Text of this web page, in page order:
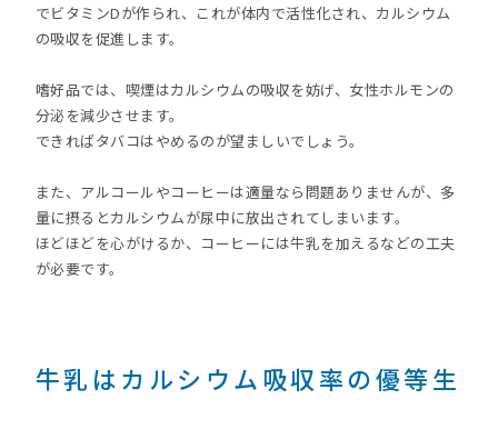
でビタミンDが作られ、これが体内で活性化され、カルシウム
の吸収を促進します。
嗜好品では、喫煙はカルシウムの吸収を妨げ、女性ホルモンの
分泌を減少させます。
できればタバコはやめるのが望ましいでしょう。
また、アルコールやコーヒーは適量なら問題ありませんが、多
量に摂るとカルシウムが尿中に放出されてしまいます。
ほどほどを心がけるか、コーヒーには牛乳を加えるなどの工夫
が必要です。
牛乳はカルシウム吸収率の優等生